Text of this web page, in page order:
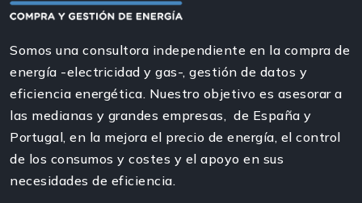
Somos una consultora independiente en la compra de
energía -electricidad y gas-, gestión de datos y
eficiencia energética. Nuestro objetivo es asesorar a
las medianas y grandes empresas, de España y
Portugal, en la mejora el precio de energía, el control
de los consumos y costes y el apoyo en sus
necesidades de eficiencia.